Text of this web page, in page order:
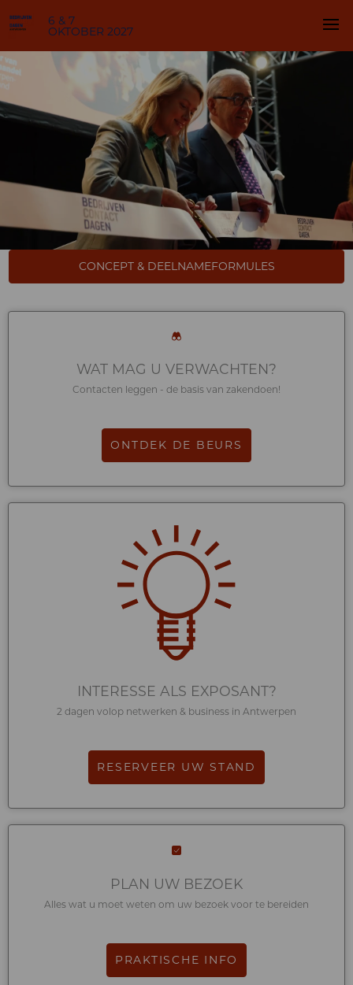
6 & 7
OKTOBER 2027
CONCEPT & DEELNAMEFORMULES
WAT MAG U VERWACHTEN?
Contacten leggen - de basis van zakendoen!
ONTDEK DE BEURS
INTERESSE ALS EXPOSANT?
2 dagen volop netwerken & business in Antwerpen
RESERVEER UW STAND
PLAN UW BEZOEK
Alles wat u moet weten om uw bezoek voor te bereiden
PRAKTISCHE INFO